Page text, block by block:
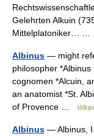
Gelehrten Alkuin
Mittelplatoniker… …
Albinus — might
philosopher
cognomen *Alcuin,
an anatomist *St.
of Provence …
Albinus — Albinus,